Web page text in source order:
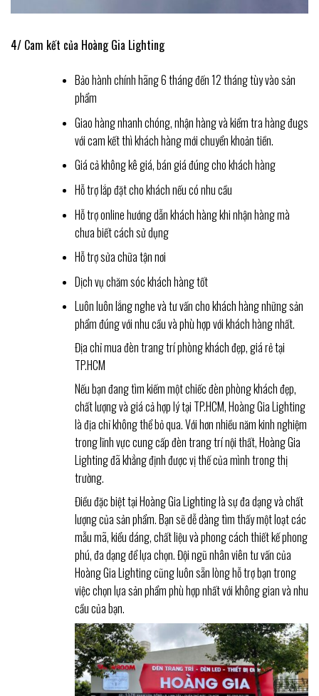
4/ Cam kết của Hoàng Gia Lighting
Bảo hành chính hãng 6 tháng đến 12 tháng tùy vào sản
phẩm
Giao hàng nhanh chóng, nhận hàng và kiểm tra hàng đugs
với cam kết thì khách hàng mới chuyển khoản tiền.
Giá cả không kê giá, bán giá đúng cho khách hàng
Hỗ trợ lắp đặt cho khách nếu có nhu cầu
Hỗ trợ online hướng dẫn khách hàng khi nhận hàng mà
chưa biết cách sử dụng
Hỗ trợ sửa chữa tận nơi
Dịch vụ chăm sóc khách hàng tốt
Luôn luôn lắng nghe và tư vấn cho khách hàng những sản
phẩm đúng với nhu cầu và phù hợp với khách hàng nhất.
Địa chỉ mua đèn trang trí phòng khách đẹp, giá rẻ tại
TP.HCM
Nếu bạn đang tìm kiếm một chiếc đèn phòng khách đẹp,
chất lượng và giá cả hợp lý tại TP.HCM, Hoàng Gia Lighting
là địa chỉ không thể bỏ qua. Với hơn nhiều năm kinh nghiệm
trong lĩnh vực cung cấp đèn trang trí nội thất, Hoàng Gia
Lighting đã khẳng định được vị thế của mình trong thị
trường.
Điều đặc biệt tại Hoàng Gia Lighting là sự đa dạng và chất
lượng của sản phẩm. Bạn sẽ dễ dàng tìm thấy một loạt các
mẫu mã, kiểu dáng, chất liệu và phong cách thiết kế phong
phú, đa dạng để lựa chọn. Đội ngũ nhân viên tư vấn của
Hoàng Gia Lighting cũng luôn sẵn lòng hỗ trợ bạn trong
việc chọn lựa sản phẩm phù hợp nhất với không gian và nhu
cầu của bạn.